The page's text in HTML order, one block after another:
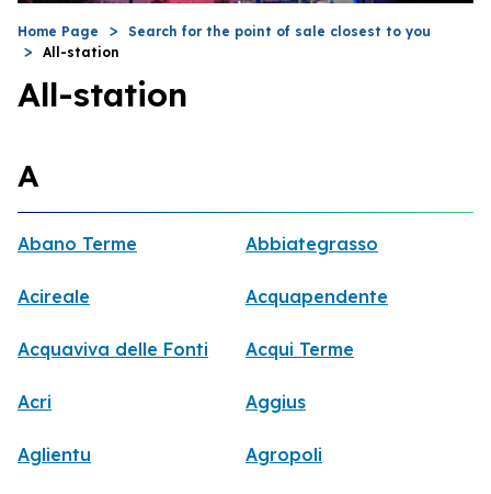
Home Page
Search for the point of sale closest to you
All-station
All-station
A
Abano Terme Abbiategrasso
Acireale Acquapendente
Acquaviva delle Fonti Acqui Terme
Acri Aggius
Aglientu Agropoli